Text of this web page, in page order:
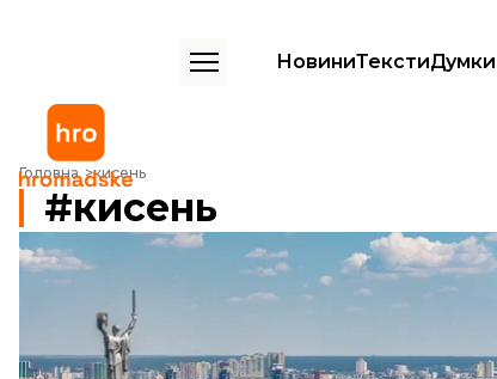
НовиниТекстиДумки
Головна кисень
кисень